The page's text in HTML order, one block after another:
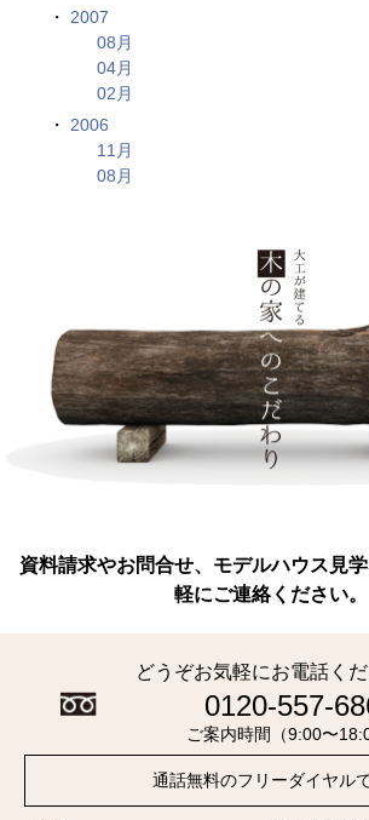
2007
08月
04月
02月
2006
11月
08月
資料請求やお問合せ、モデルハウス見
軽にご連絡ください。
どうぞお気軽にお電話く
0120-557-
ご案内時間（9:00〜
通話無料のフリーダイヤル